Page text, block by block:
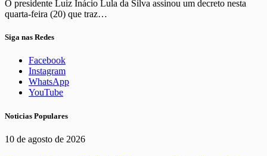
O presidente Luiz Inácio Lula da Silva assinou um decreto nesta
quarta-feira (20) que traz…
Siga nas Redes
Facebook
Instagram
WhatsApp
YouTube
Noticias Populares
10 de agosto de 2026